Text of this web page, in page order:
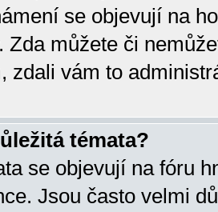
se objevují na
Zda můžete či
zdali vám to
témata?
se objevují na fóru
Jsou často velmi